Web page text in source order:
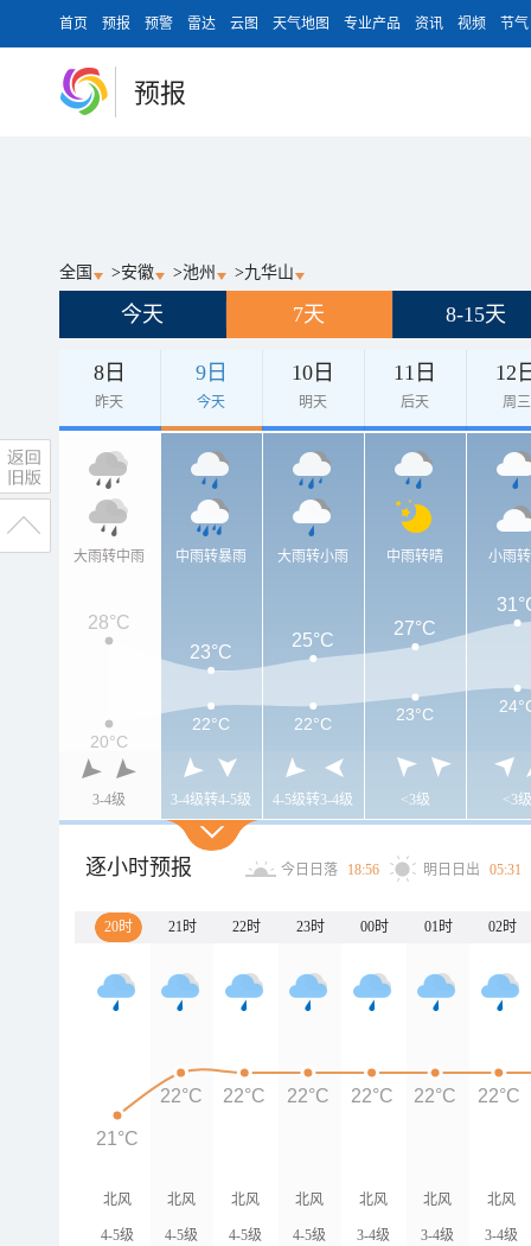
首页 预报 预警 雷达 云图 天气地图 专业产品 资讯 视频 节气
预报
全国 >安徽 >池州 >九华山
今天 7天 8-15天
8日
昨天
9日
今天
10日
明天
11日
后天
12
周三
大雨转中雨
3-4级
中雨转暴雨
3-4级转4-5级
大雨转小雨
4-5级转3-4级
中雨转晴
<3级
小雨
<3级
28°C
23°C
25°C
27°C
20°C
22°C 22°C 23°C
逐小时预报 今日日落 18:56 明日日出 05:31
20时 21时 22时 23时 00时 01时 02时
北风
4-5级
北风
4-5级
北风
4-5级
北风
4-5级
北风
3-4级
北风
3-4级
北风
3-4级
21°C
22°C 22°C 22°C 22°C 22°C 22°C